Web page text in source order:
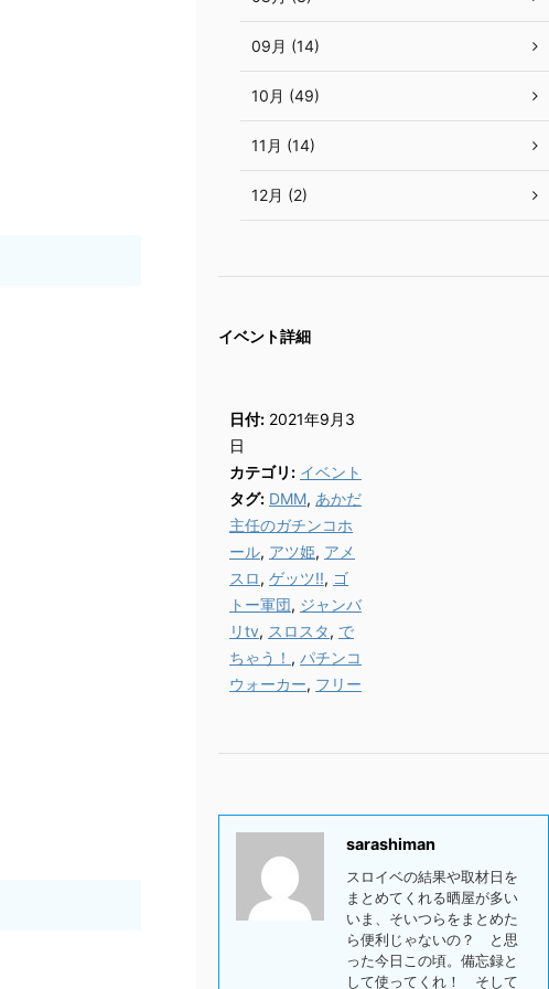
09月 (14)
10月 (49)
11月 (14)
12月 (2)
イベント詳細
日付: 2021年9月3
日
カテゴリ: イベント
タグ: DMM, あかだ
主任のガチンコホ
ール, アツ姫, アメ
スロ, ゲッツ!!, ゴ
トー軍団, ジャンバ
リtv, スロスタ, で
ちゃう！ , パチンコ
ウォーカー, フリー
sarashiman
スロイベの結果や取材日を
まとめてくれる晒屋が多い
いま、そいつらをまとめた
ら便利じゃないの？ と思
った今日この頃。備忘録と
して使ってくれ！ そして